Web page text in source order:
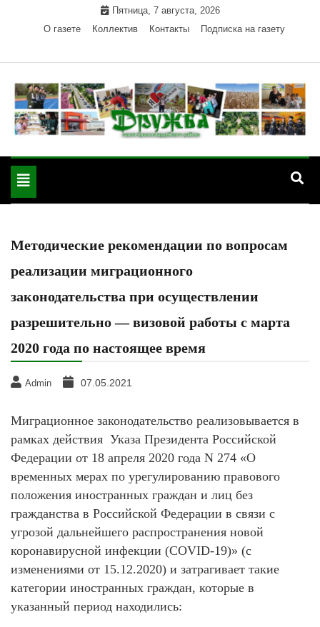
Пятница, 7 августа, 2026
О газете
Коллектив Контакты Подписка на газету
"Дружба" — газета
Красногвардейского района Республики Адыгея
Toggle
navigation
Методические рекомендации по вопросам
реализации миграционного
законодательства при осуществлении
разрешительно — визовой работы с марта
2020 года по настоящее время
Admin 07.05.2021
Миграционное законодательство реализовывается в
рамках действия Указа Президента Российской
Федерации от 18 апреля 2020 года N 274 «О
временных мерах по урегулированию правового
положения иностранных граждан и лиц без
гражданства в Российской Федерации в связи с
угрозой дальнейшего распространения новой
коронавирусной инфекции (COVID-19)» (с
изменениями от 15.12.2020) и затрагивает такие
категории иностранных граждан, которые в
указанный период находились: